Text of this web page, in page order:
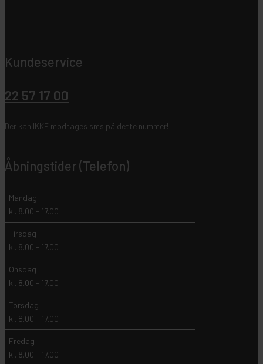
Kundeservice
22 57 17 00
Der kan IKKE modtages sms på dette nummer!
Åbningstider (Telefon)
Mandag
kl. 8.00 - 17.00
Tirsdag
kl. 8.00 - 17.00
Onsdag
kl. 8.00 - 17.00
Torsdag
kl. 8.00 - 17.00
Fredag
kl. 8.00 - 17.00